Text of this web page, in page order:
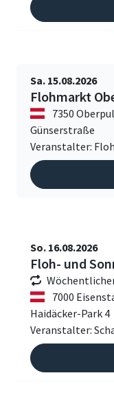
Sa. 15.08.2026
Flohmarkt
7350
Günserstraße
Veranstalter:
So. 16.08.2026
Floh- und
7000
Haidäcker-Park 4
Veranstalter: